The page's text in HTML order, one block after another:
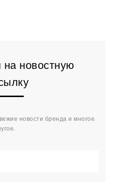
на новостную
новости бренда и многое